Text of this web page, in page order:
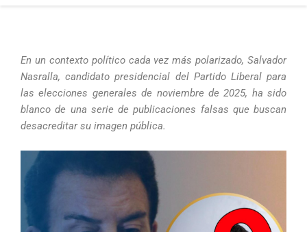
En un contexto político cada vez más polarizado, Salvador
Nasralla, candidato presidencial del Partido Liberal para
las elecciones generales de noviembre de 2025, ha sido
blanco de una serie de publicaciones falsas que buscan
desacreditar su imagen pública.